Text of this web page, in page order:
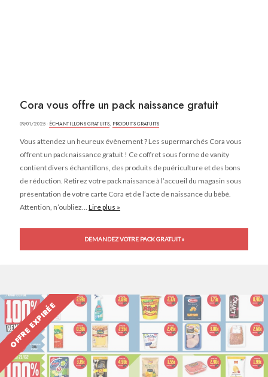
Cora vous offre un pack naissance gratuit
09/01/2025 · ÉCHANTILLONS GRATUITS, PRODUITS GRATUITS
Vous attendez un heureux évènement ? Les supermarchés Cora vous
offrent un pack naissance gratuit ! Ce coffret sous forme de vanity
contient divers échantillons, des produits de puériculture et des bons
de réduction. Retirez votre pack naissance à l’accueil du magasin sous
présentation de votre carte Cora et de l’acte de naissance du bébé.
Attention, n’oubliez... Lire plus »
DEMANDEZ VOTRE PACK GRATUIT »
OFFRE EXPIRÉE